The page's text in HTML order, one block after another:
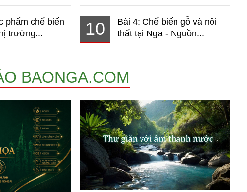
phẩm chế biến
trường...
10
Bài 4: Chế biến gỗ và nội
thất tại Nga - Nguồn...
BAONGA.COM